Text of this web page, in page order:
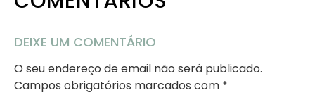
DEIXE UM COMENTÁRIO
O seu endereço de email não será publicado.
Campos obrigatórios marcados com *